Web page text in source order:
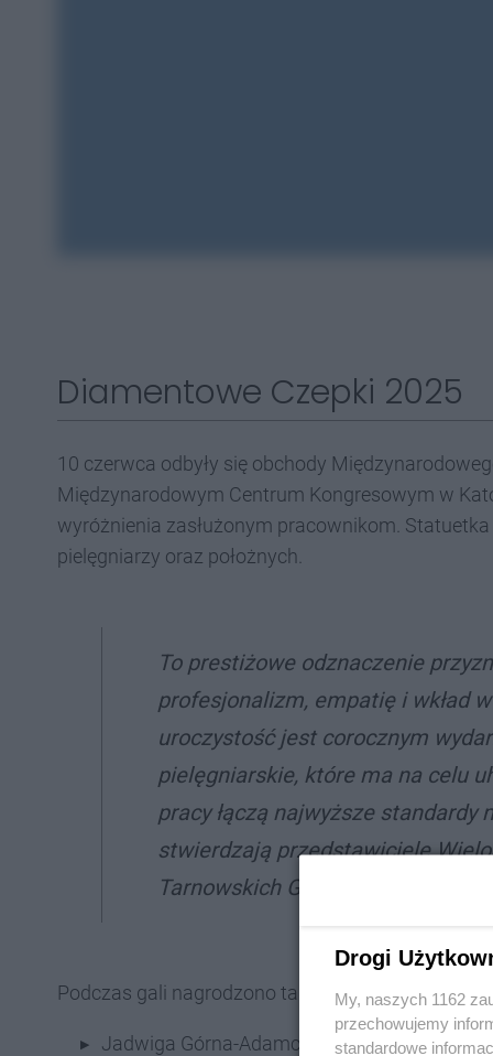
Diamentowe Czepki 2025
10 czerwca odbyły się obchody
Międzynarodowym Centrum Kongresowym w
wyróżnienia zasłużonym pracownikom.
pielęgniarzy oraz położnych.
To prestiżowe odznaczenie
profesjonalizm, empatię i wkład
uroczystość jest corocznym
pielęgniarskie, które ma na celu
pracy łączą najwyższe standardy
stwierdzają przedstawiciele
Tarnowskich Górach.
Podczas gali nagrodzono także pracowniczki z
Jadwiga Górna-Adamczak, NZOZ
Drogi
My, naszych 1162
przechowujemy
standardowe